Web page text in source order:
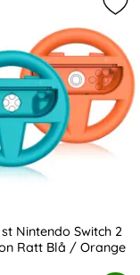
Nintendo Switch
st Nintendo Switch 2
Ratt Blå / Orange